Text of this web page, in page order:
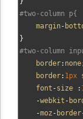
#two-column p{
    margin
-
}
#two-column
    border
: none
    border
: 1px
    font
-size :
-webkit -
-moz - border